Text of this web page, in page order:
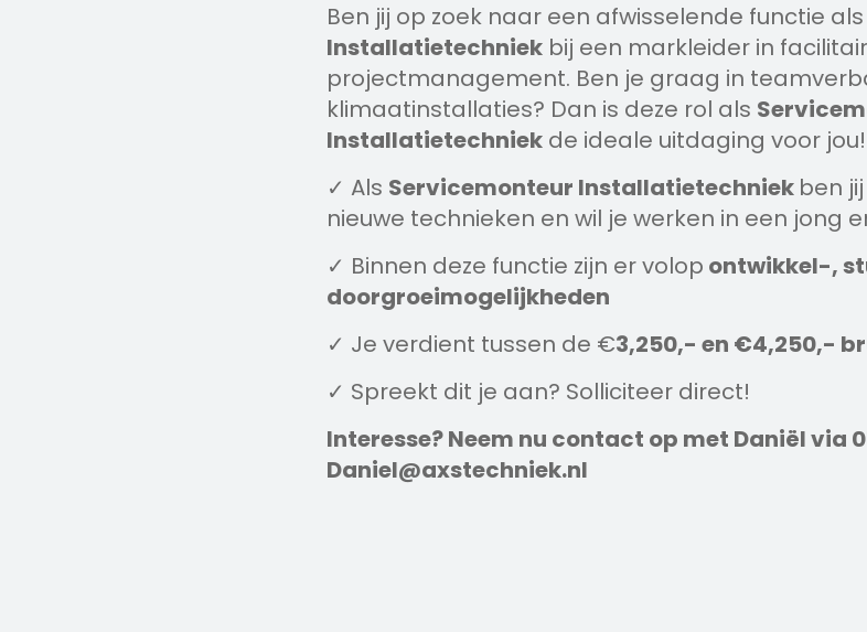
Ben jij op zoek naar een afwisselende functie als
Installatietechniekbij een markleider in
projectmanagement. Ben je graag in
klimaatinstallaties? Dan is deze rol als
Installatietechniekde ideale uitdaging voor jou!
✓ Als Servicemonteur Installatietechniek ben
nieuwe technieken en wil je werken in een jong
✓ Binnen deze functie zijn er volop ontwikkel-,
doorgroeimogelijkheden
✓ Je verdient tussen de €3,250,- en €4,250,-
✓ Spreekt dit je aan? Solliciteer direct!
Interesse?Neem nu contact op met Daniëlvia
Daniel@axstechniek.nl